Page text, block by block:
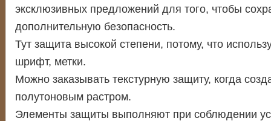
эксклюзивных предложений для того, чтобы
дополнительную безопасность.
Тут защита высокой степени, потому, что
шрифт, метки.
Можно заказывать текстурную защиту, когда
полутоновым растром.
Элементы защиты выполняют при соблюдении